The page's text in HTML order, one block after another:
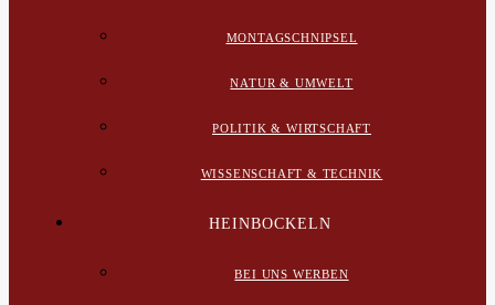
MONTAGSCHNIPSEL
NATUR & UMWELT
POLITIK & WIRTSCHAFT
WISSENSCHAFT & TECHNIK
HEINBOCKELN
BEI UNS WERBEN